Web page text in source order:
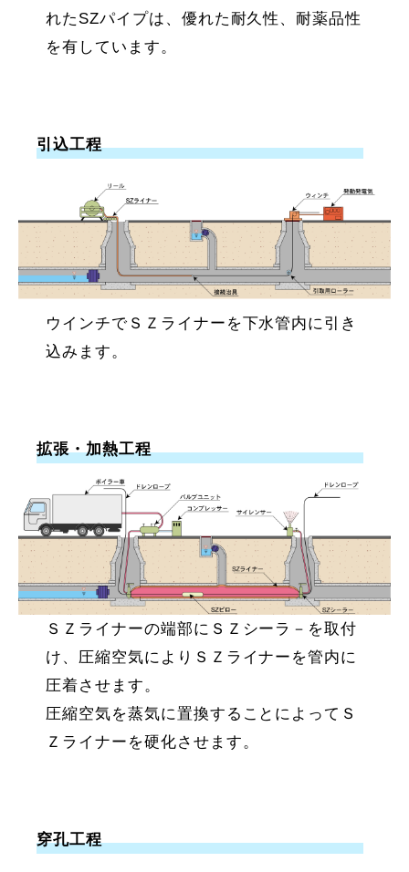
れたSZパイプは、優れた耐久性、耐薬品性
を有しています。
引込工程
ウインチでＳＺライナーを下水管内に引き
込みます。
拡張・加熱工程
ＳＺライナーの端部にＳＺシーラ－を取付
け、圧縮空気によりＳＺライナーを管内に
圧着させます。
圧縮空気を蒸気に置換することによってＳ
Ｚライナーを硬化させます。
穿孔工程